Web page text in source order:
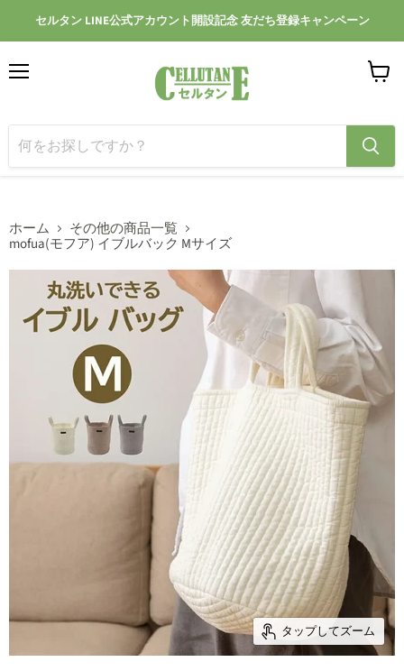
セルタン LINE公式アカウント開設記念 友だち登録キャンペーン
ー
見
ホーム
その他の商品一覧
mofua(モフア) イブルバック Mサイズ
タップしてズーム